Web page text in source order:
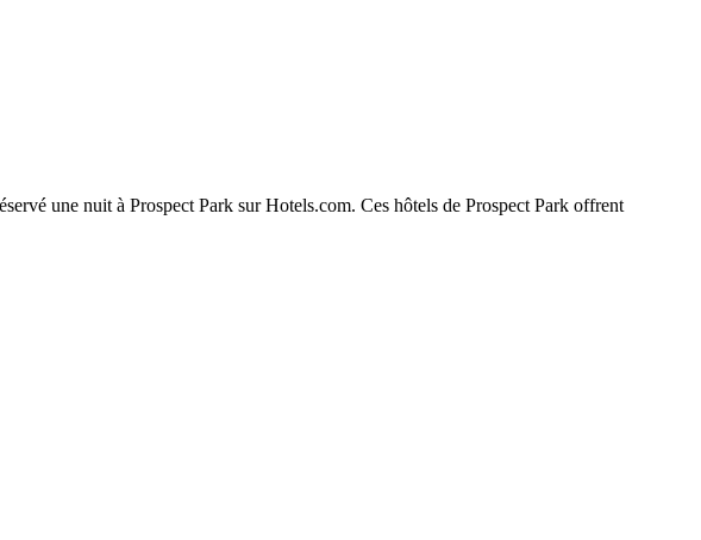
une nuit à Prospect Park sur Hotels.com. Ces hôtels de Prospect Park offrent